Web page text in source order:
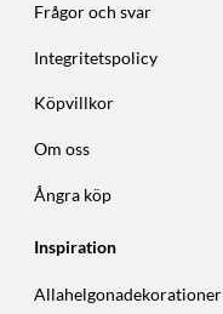
Frågor och svar
Integritetspolicy
Köpvillkor
Om oss
Ångra köp
Inspiration
Allahelgonadekorationer